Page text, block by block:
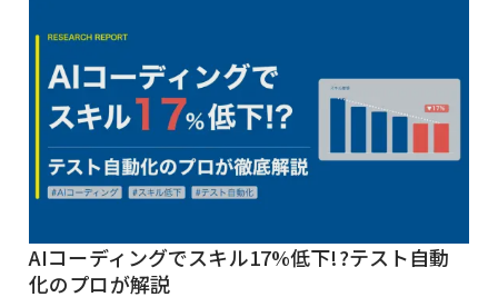
AIコーディングでスキル17%低下!?テスト自動
化のプロが解説